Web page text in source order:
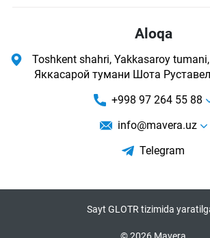
Aloqa
Toshkent shahri, Yakkasaroy
Яккасарой тумани Шота
+998 97 264 55 88
info@mavera.uz
Telegram
Sayt GLOTR tizimida